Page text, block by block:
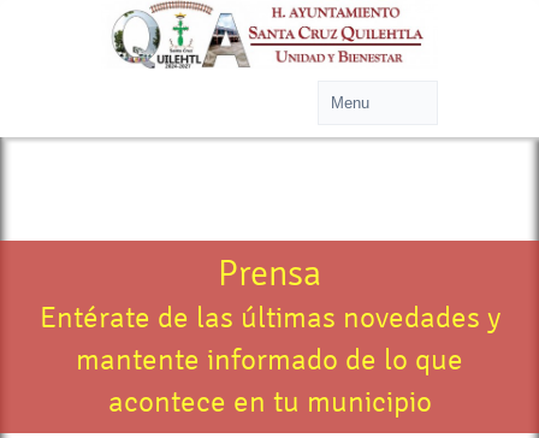
Prensa
Entérate de las últimas novedades y
mantente informado de lo que
acontece en tu municipio